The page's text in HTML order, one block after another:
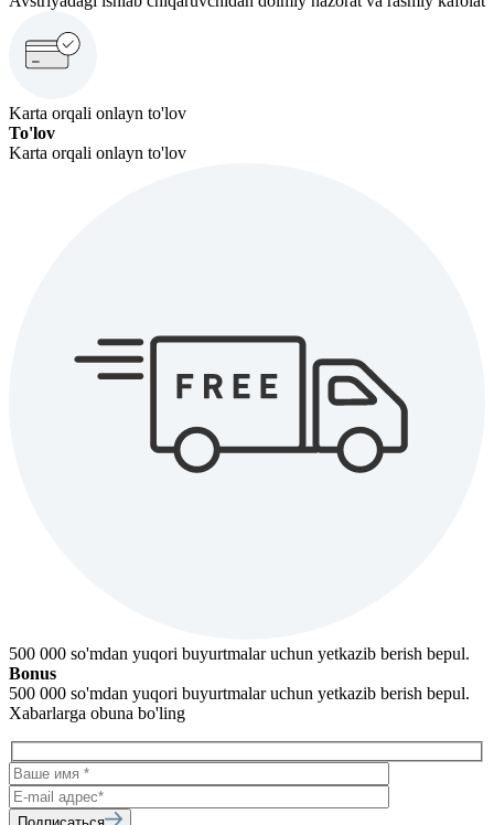
Karta orqali onlayn to'lov
To'lov
Karta orqali onlayn to'lov
500 000 so'mdan yuqori buyurtmalar uchun yetkazib berish bepul.
Bonus
500 000 so'mdan yuqori buyurtmalar uchun yetkazib berish bepul.
Xabarlarga obuna bo'ling